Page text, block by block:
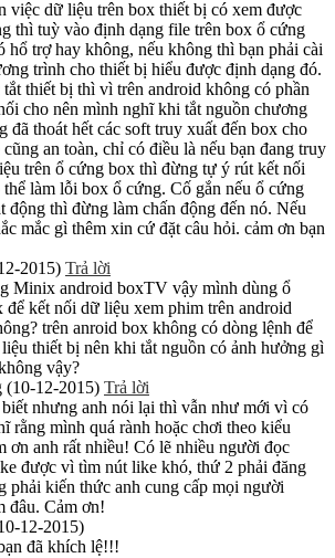
việc dữ liệu trên box thiết bị có xem được
thì tuỳ vào định dạng file trên box ổ cứng
hổ trợ hay không, nếu không thì bạn phải cài
trình cho thiết bị hiểu được định dạng đó.
thiết bị thì vì trên android không có phần
cho nên mình nghĩ khi tắt nguồn chương
đã thoát hết các soft truy xuất đến box cho
cũng an toàn, chỉ có điều là nếu bạn đang truy
trên ổ cứng box thì đừng tự ý rút kết nối
thể làm lỗi box ổ cứng. Cố gắn nếu ổ cứng
động thì đừng làm chấn động đến nó. Nếu
mắc gì thêm xin cứ đặt câu hỏi. cảm ơn bạn
2015) Trả lời
Minix android boxTV vậy mình dùng ổ
kết nối dữ liệu xem phim trên android
trên anroid box không có dòng lệnh để
thiết bị nên khi tắt nguồn có ảnh hưởng gì
vậy?
(10-12-2015) Trả lời
nhưng anh nói lại thì vẫn như mới vì có
rằng mình quá rành hoặc chơi theo kiểu
ơn anh rất nhiều! Có lẽ nhiều người đọc
được vì tìm nút like khó, thứ 2 phải đăng
phải kiến thức anh cung cấp mọi người
đâu. Cảm ơn!
12-2015)
đã khích lệ!!!